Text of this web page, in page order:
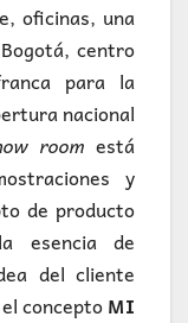
oficinas, una
centro
para la
nacional
roomestá
y
de producto
esencia de
del cliente
conceptoMI